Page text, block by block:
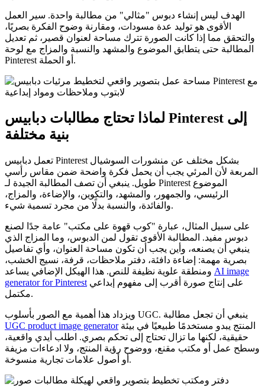
الهدف ليس إنشاء دبوس "مثالي" من مطالبة واحدة. سير العمل
الأقوى هو توليد عدة مسودات، ومقارنة وضوح الفكرة بصريًا،
والتحقق مما إذا كانت الصورة تترك مساحة لعنوان قصير، ثم تعديل
المطالبة حتى يتطابق الموضوع والمشهد والنسبة والمزاج مع لوحة
Pinterest أو الحملة.
لماذا تحتاج مطالبات دبابيس Pinterest إلى
بنية مختلفة
تعمل دبابيس Pinterest بشكل مختلف عن منشورات السوشيال
المربعة لأن المرئي يجب أن يحمل فكرة واضحة ضمن مقاس رأسي
طويل. ينبغي أن تصف المطالبة الجيدة لـ Pinterest الموضوع
الرئيسي، والجمهور، والمشهد، والتكوين، والإضاءة، والمزاج،
والفائدة، والنسبة بدلًا من مجرد تسمية شيء.
على سبيل المثال، عبارة "كوب قهوة على مكتب" عامة جدًا لصنع
دبوس مفيد. المطالبة الأقوى تقول لمن الدبوس، وما المزاج الذي
ينبغي أن يصنعه، وأين يجب أن تكون مساحة العنوان، وأي تفاصيل
بصرية مهمة: إضاءة دافئة، دفتر ملاحظات، قرفة، نسيج الخشب،
AI image
generator for Pinterest
مكتمل.
ويزداد هذا أهمية مع الصور بأسلوب UGC. ينبغي أن تجعل مطالبة
UGC product image generatorالمنتج يبدو مستخدمًا طبيعيًا في بيئة
حقيقية، لكنها ما تزال تحتاج إلى تحكم بصري. اطلب أيدي واقعية،
وسطح عمل أو مكتب مقنع، ووضوح رؤية المنتج، ولا ادعاءات مزيفة
أو أصول علامات تجارية منسوخة.